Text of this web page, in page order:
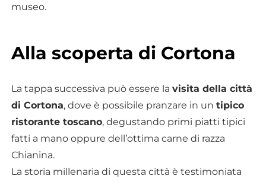
museo.
Alla scoperta di Cortona
La tappa successiva può essere la visita della città
di Cortona, dove è possibile pranzare in un tipico
ristorante toscano, degustando primi piatti tipici
fatti a mano oppure dell’ottima carne di razza
Chianina.
La storia millenaria di questa città è testimoniata